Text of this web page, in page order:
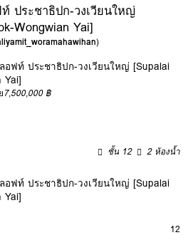
ประชาธิปก-วงเวียนใหญ่
Wongwian Yai]
)
ฟท์ ประชาธิปก-วงเวียนใหญ่ [Supalai
Yai]
7,500,000 ฿
ชั้น 12
2 ห้องน้ำ
ฟท์ ประชาธิปก-วงเวียนใหญ่ [Supalai
Yai]
12